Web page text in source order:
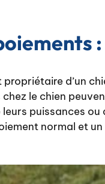
:
d’un
le chien
puissances
normal et